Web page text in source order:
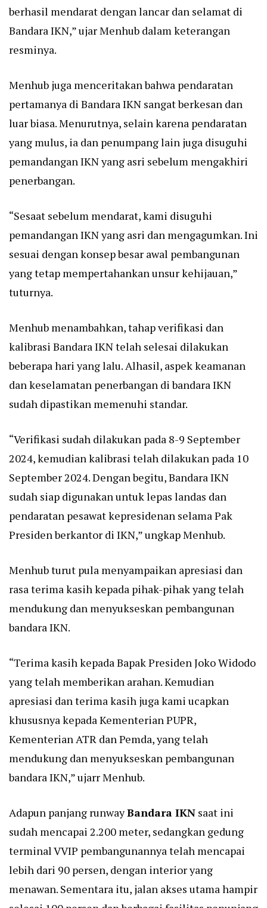
berhasil mendarat dengan lancar dan selamat di
Bandara IKN,” ujar Menhub dalam keterangan
resminya.
Menhub juga menceritakan bahwa pendaratan
pertamanya di Bandara IKN sangat berkesan dan
luar biasa. Menurutnya, selain karena pendaratan
yang mulus, ia dan penumpang lain juga disuguhi
pemandangan IKN yang asri sebelum mengakhiri
penerbangan.
“Sesaat sebelum mendarat, kami disuguhi
pemandangan IKN yang asri dan mengagumkan. Ini
sesuai dengan konsep besar awal pembangunan
yang tetap mempertahankan unsur kehijauan,”
tuturnya.
Menhub menambahkan, tahap verifikasi dan
kalibrasi Bandara IKN telah selesai dilakukan
beberapa hari yang lalu. Alhasil, aspek keamanan
dan keselamatan penerbangan di bandara IKN
sudah dipastikan memenuhi standar.
“Verifikasi sudah dilakukan pada 8-9 September
2024, kemudian kalibrasi telah dilakukan pada 10
September 2024. Dengan begitu, Bandara IKN
sudah siap digunakan untuk lepas landas dan
pendaratan pesawat kepresidenan selama Pak
Presiden berkantor di IKN,” ungkap Menhub.
Menhub turut pula menyampaikan apresiasi dan
rasa terima kasih kepada pihak-pihak yang telah
mendukung dan menyukseskan pembangunan
bandara IKN.
“Terima kasih kepada Bapak Presiden Joko Widodo
yang telah memberikan arahan. Kemudian
apresiasi dan terima kasih juga kami ucapkan
khususnya kepada Kementerian PUPR,
Kementerian ATR dan Pemda, yang telah
mendukung dan menyukseskan pembangunan
bandara IKN,” ujarr Menhub.
Adapun panjang runwayBandara IKN saat ini
sudah mencapai 2.200 meter, sedangkan gedung
terminal VVIP pembangunannya telah mencapai
lebih dari 90 persen, dengan interior yang
menawan. Sementara itu, jalan akses utama hampir